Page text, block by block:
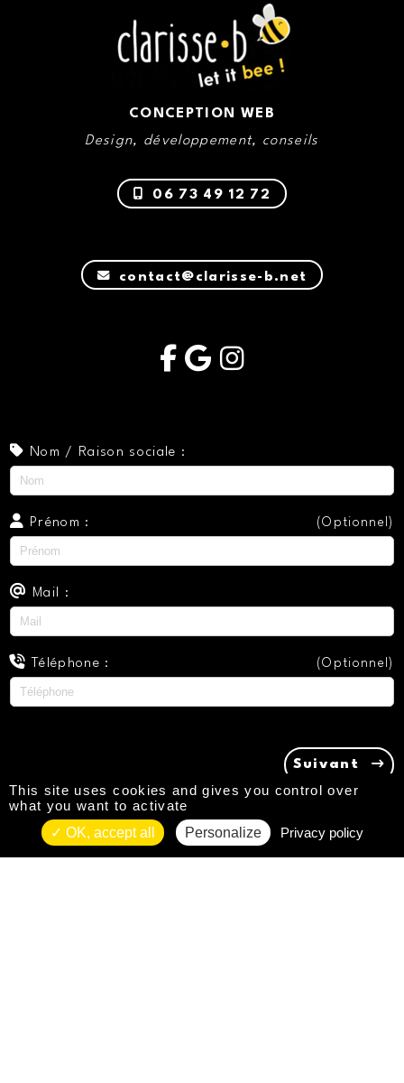
CONCEPTION WEB
Design, développement, conseils
06 73 49 12 72
contact@clarisse-b.net
Nom / Raison sociale :
Prénom : (Optionnel)
Mail :
Téléphone : (Optionnel)
Suivant
This site uses cookies and gives you control over
what you want to activate
OK, accept all
Personalize Privacy policy